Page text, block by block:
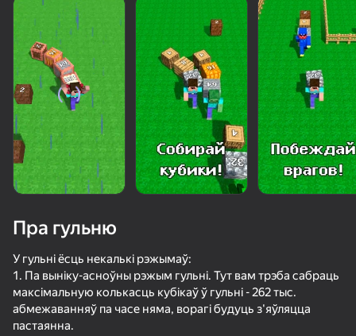
50+ лепшых гульняў, у якія гуляюць
нават тыя, хто «не гуляе»
Паркур Онлайн
76
Пра гульню
У гульні ёсць некалькі рэжымаў:
1. Па выніку-асноўны рэжым гульні. Тут вам трэба сабраць
максімальную колькасць кубікаў ў гульні - 262 тыс.
абмежаванняў па часе няма, ворагі будуць з'яўляцца
пастаянна.